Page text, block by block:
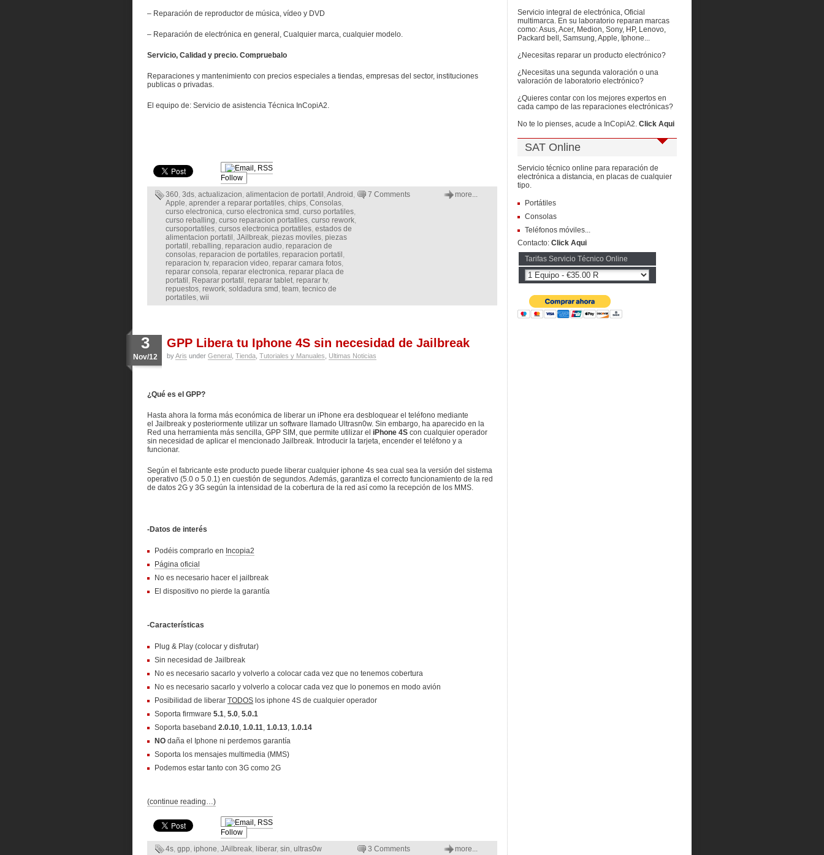
– Reparación de reproductor de música, vídeo y DVD
– Reparación de electrónica en general, Cualquier marca, cualquier modelo.
Servicio, Calidad y precio. Compruebalo
Reparaciones y mantenimiento con precios especiales a tiendas, empresas del sector, instituciones
publicas o privadas.
El equipo de: Servicio de asistencia Técnica InCopiA2.
Follow
360, 3ds, actualizacion, alimentacion de portatil , Android ,
Apple, aprender a reparar portatiles, chips, Consolas,
curso electronica, curso electronica smd , curso portatiles,
curso reballing, curso reparacion portatiles, curso rework,
cursoportatiles, cursos electronica portatiles, estados de
alimentacion portatil , JAilbreak, piezas moviles, piezas
portatil , reballing, reparacion audio, reparacion de
consolas, reparacion de portatiles, reparacion portatil ,
reparacion tv, reparacion video, reparar camara fotos,
reparar consola, reparar electronica, reparar placa de
portatil , Reparar portatil , reparar tablet, reparar tv,
repuestos, rework, soldadura smd , team, tecnico de
portatiles, wii
7 Comments more...
3
Nov/12
GPP Libera tu Iphone 4S sin necesidad de Jailbreak
byAris under General Tienda Tutoriales y Manuales Ultimas Noticias
¿Qué es el GPP?
Hasta ahora la forma más económica de liberar un iPhone era desbloquear el teléfono mediante
el Jailbreak y posteriormente utilizar un software llamado Ultrasn0w. Sin embargo, ha aparecido en la
Red una herramienta más sencilla, GPP SIM, que permite utilizar el iPhone 4S con cualquier operador
sin necesidad de aplicar el mencionado Jailbreak. Introducir la tarjeta, encender el teléfono y a
funcionar.
Según el fabricante este producto puede liberar cualquier iphone 4s sea cual sea la versión del sistema
operativo (5.0 o 5.0.1) en cuestión de segundos. Además, garantiza el correcto funcionamiento de la red
de datos 2G y 3G según la intensidad de la cobertura de la red así como la recepción de los MMS.
-Datos de interés
Podéis comprarlo en Incopia2
Página oficial
No es necesario hacer el jailbreak
El dispositivo no pierde la garantía
-Características
Plug & Play (colocar y disfrutar)
Sin necesidad de Jailbreak
No es necesario sacarlo y volverlo a colocar cada vez que no tenemos cobertura
No es necesario sacarlo y volverlo a colocar cada vez que lo ponemos en modo avión
Posibilidad de liberar TODOS los iphone 4S de cualquier operador
Soporta firmware 5.1, 5.0, 5.0.1
Soporta baseband 2.0.10, 1.0.11, 1.0.13, 1.0.14
NO daña el Iphone ni perdemos garantía
Soporta los mensajes multimedia (MMS)
Podemos estar tanto con 3G como 2G
(continue reading…)
Follow
4s, gpp, iphone, JAilbreak, liberar, sin, ultras0w 3 Comments more...
Servicio integral de electrónica, Oficial
multimarca. En su laboratorio reparan marcas
como: Asus, Acer, Medion, Sony, HP, Lenovo,
Packard bell, Samsung, Apple, Iphone...
¿Necesitas reparar un producto electrónico?
¿Necesitas una segunda valoración o una
valoración de laboratorio electrónico?
¿Quieres contar con los mejores expertos en
cada campo de las reparaciones electrónicas?
No te lo pienses, acude a InCopiA2. Click Aqui
SAT Online
Servicio técnico online para reparación de
electrónica a distancia, en placas de cualquier
tipo.
Portátiles
Consolas
Teléfonos móviles...
Contacto: Click Aqui
Tarifas Servicio Técnico Online